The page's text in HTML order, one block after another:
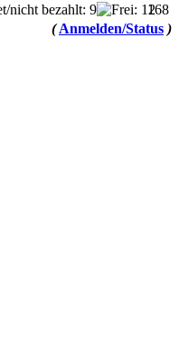
168
(Anmelden/Status )